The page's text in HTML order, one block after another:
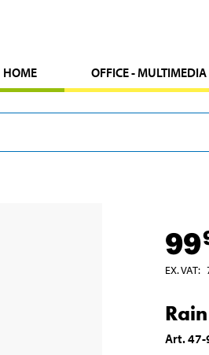
HOME OFFICE - MULTIMEDIA
99
EX. VAT:
Art.47-